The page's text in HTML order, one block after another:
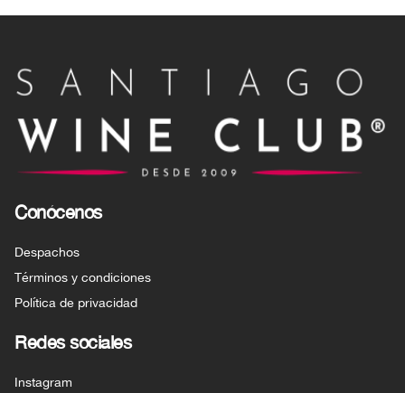
Conócenos
Despachos
Términos y condiciones
Política de privacidad
Redes sociales
Instagram